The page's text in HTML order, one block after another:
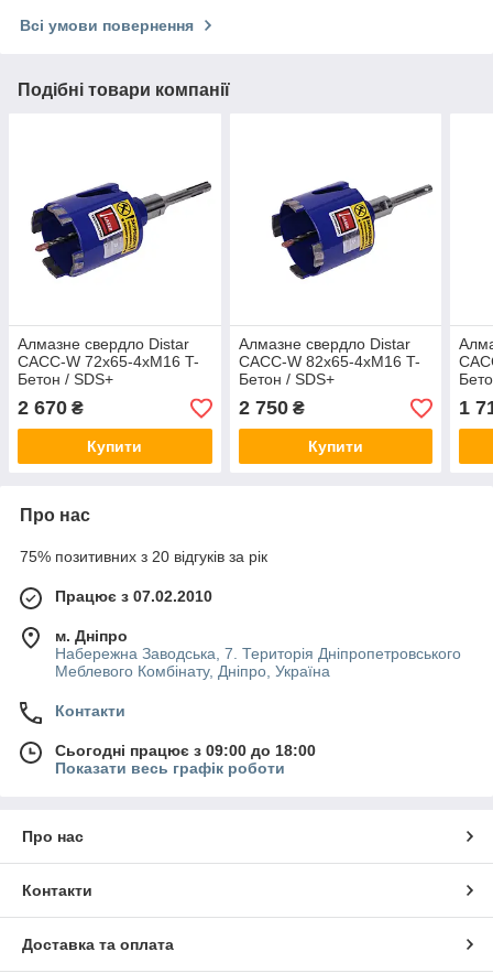
Всі умови повернення
Подібні товари компанії
Алмазне свердло Distar
САСС-W 72x65-4хМ16 T-
Бетон / SDS+
2 670 ₴
Купити
Алмазне свердло Distar
САСС-W 82x65-4хМ16 T-
Бетон / SDS+
2 750₴
Купити
1
Про нас
75% позитивних з 20 відгуків за рік
Працює з 07.02.2010
м. Дніпро
Набережна Заводська, 7. Територія Дніпропетровського
Меблевого Комбінату, Дніпро, Україна
Контакти
Сьогодні працює з 09:00 до 18:00
Показати весь графік роботи
Про нас
Контакти
Доставка та оплата